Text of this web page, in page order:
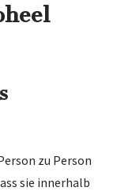
zu Person
sie innerhalb